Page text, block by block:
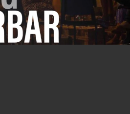
in de frituurpan. Schep de
op een streep
af met enkele druppels